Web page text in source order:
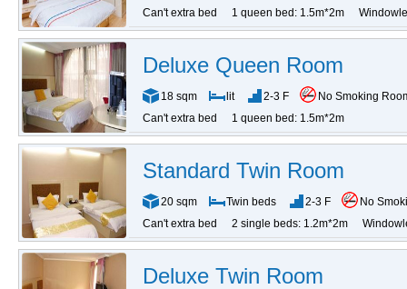
Can't extra bed
1 queen bed: 1.5m*2m
Deluxe Queen Room
18 sqm lit 2-3 F
No Smoking
Can't extra bed
1 queen bed: 1.5m*2m
Standard Twin Room
20 sqm Twin beds 2-3 F
No
Can't extra bed
2 single beds: 1.2m*2m
Deluxe Twin Room